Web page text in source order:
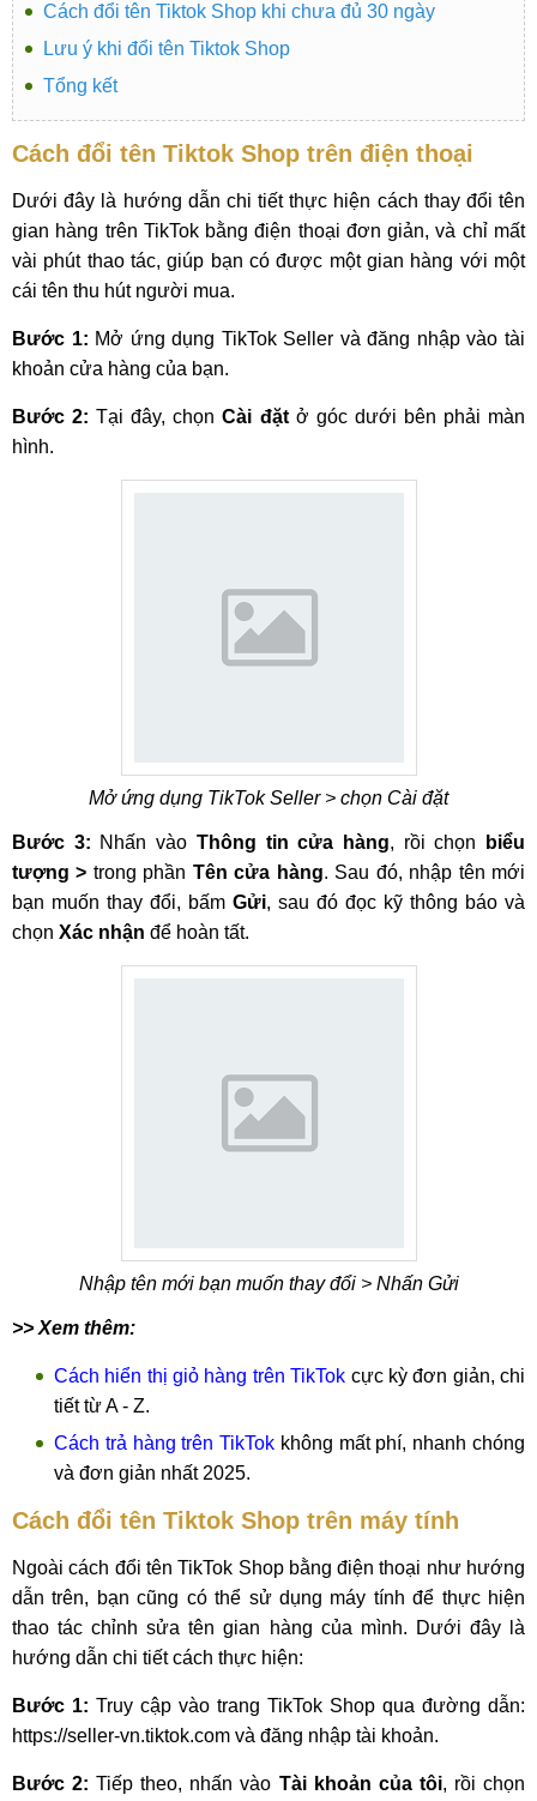
Cách đổi tên Tiktok Shop khi chưa đủ 30 ngày
Lưu ý khi đổi tên Tiktok Shop
Tổng kết
Cách đổi tên Tiktok Shop trên điện thoại
Dưới đây là hướng dẫn chi tiết thực hiện cách thay đổi tên
gian hàng trên TikTok bằng điện thoại đơn giản, và chỉ mất
vài phút thao tác, giúp bạn có được một gian hàng với một
cái tên thu hút người mua.
Bước 1: Mở ứng dụng TikTok Seller và đăng nhập vào tài
khoản cửa hàng của bạn.
Bước 2: Tại đây, chọnCài đặtở góc dưới bên phải màn
hình.
Mở ứng dụng TikTok Seller > chọn Cài đặt
Bước 3: Nhấn vào Thông tin cửa hàng, rồi chọn
biểu
tượng > trong phần Tên cửa hàng. Sau đó, nhập tên mới
bạn muốn thay đổi, bấm Gửi, sau đó đọc kỹ thông báo và
chọn Xác nhận để hoàn tất.
Nhập tên mới bạn muốn thay đổi > Nhấn Gửi
>> Xem thêm:
Cách hiển thị giỏ hàng trên TikTok cực kỳ đơn giản, chi
tiết từ A - Z.
Cách trả hàng trên TikTok không mất phí, nhanh chóng
và đơn giản nhất 2025.
Cách đổi tên Tiktok Shop trên máy tính
Ngoài cách đổi tên TikTok Shop bằng điện thoại như hướng
dẫn trên, bạn cũng có thể sử dụng máy tính để thực hiện
thao tác chỉnh sửa tên gian hàng của mình. Dưới đây là
hướng dẫn chi tiết cách thực hiện:
Bước 1: Truy cập vào trang TikTok Shop qua đường dẫn:
https://seller-vn.tiktok.com và đăng nhập tài khoản.
Bước 2: Tiếp theo, nhấn vào Tài khoản của tôi, rồi chọn